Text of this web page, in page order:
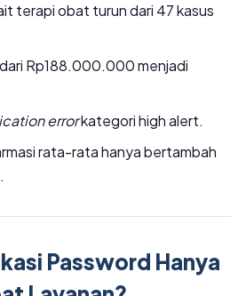
terapi obat turun dari 47 kasus
Rp188.000.000 menjadi
errorkategori high alert.
rata-rata hanya bertambah
Password Hanya